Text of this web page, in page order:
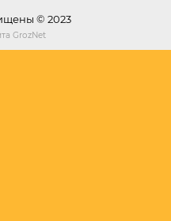
© 2023
GrozNet